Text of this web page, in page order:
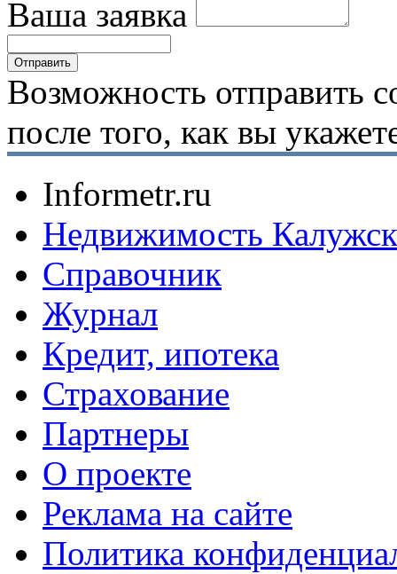
Ваша заявка
Возможность отправить
после того, как вы
Informetr.ru
Недвижимость
Справочник
Журнал
Кредит, ипотека
Страхование
Партнеры
O проекте
Реклама на сайте
Политика